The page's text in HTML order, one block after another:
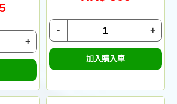
+
+
-
加入購入車